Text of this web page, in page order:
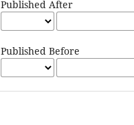
Published After
Published Before